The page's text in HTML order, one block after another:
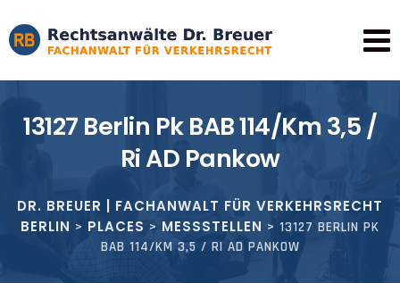
to
content
13127 Berlin Pk BAB 114/Km 3,5 /
Ri AD Pankow
DR. BREUER | FACHANWALT FÜR VERKEHRSRECHT
BERLIN > PLACES > MESSSTELLEN > 13127 BERLIN PK
BAB 114/KM 3,5 / RI AD PANKOW